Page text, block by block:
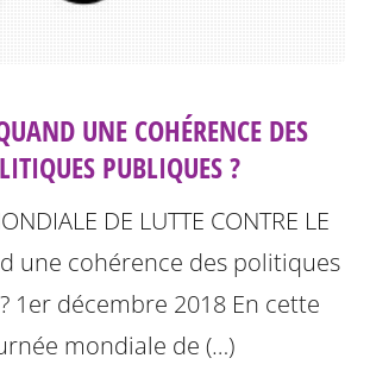
UNE COHÉRENCE DES
PUBLIQUES ?
DE LUTTE CONTRE LE
une cohérence des politiques
1er décembre 2018 En cette
mondiale de (…)